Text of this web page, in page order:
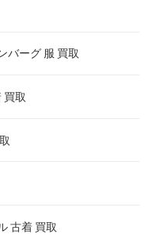
バーグ 服 買取
買取
古着 買取